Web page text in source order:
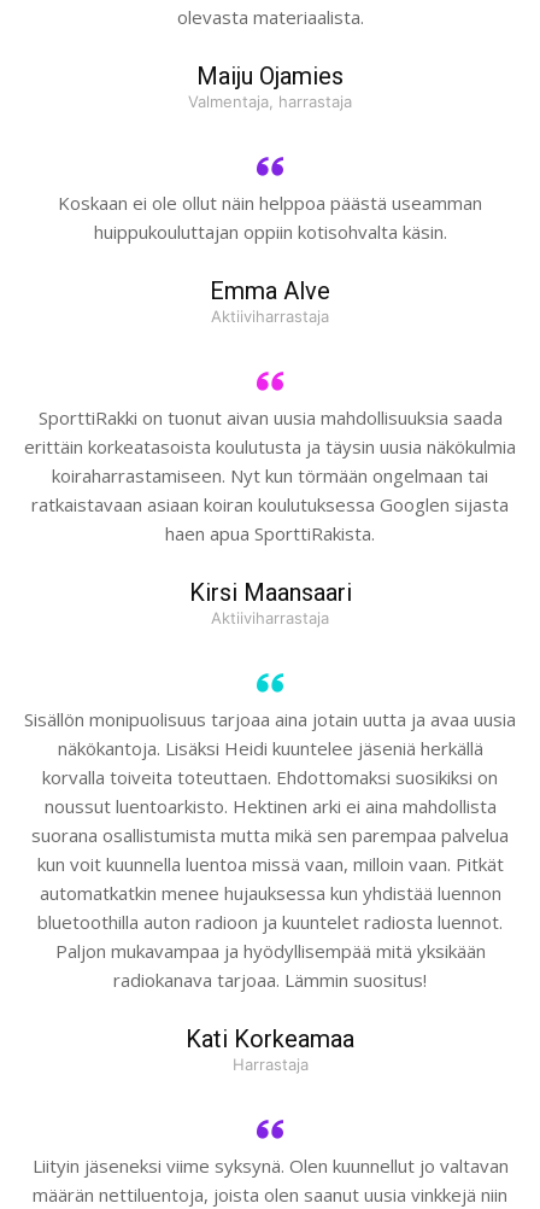
olevasta materiaalista.
Maiju Ojamies
Valmentaja, harrastaja
Koskaan ei ole ollut näin helppoa päästä useamman
huippukouluttajan oppiin kotisohvalta käsin.
Emma Alve
Aktiiviharrastaja
SporttiRakki on tuonut aivan uusia mahdollisuuksia saada
erittäin korkeatasoista koulutusta ja täysin uusia näkökulmia
koiraharrastamiseen. Nyt kun törmään ongelmaan tai
ratkaistavaan asiaan koiran koulutuksessa Googlen sijasta
haen apua SporttiRakista.
Kirsi Maansaari
Aktiiviharrastaja
Sisällön monipuolisuus tarjoaa aina jotain uutta ja avaa uusia
näkökantoja. Lisäksi Heidi kuuntelee jäseniä herkällä
korvalla toiveita toteuttaen. Ehdottomaksi suosikiksi on
noussut luentoarkisto. Hektinen arki ei aina mahdollista
suorana osallistumista mutta mikä sen parempaa palvelua
kun voit kuunnella luentoa missä vaan, milloin vaan. Pitkät
automatkatkin menee hujauksessa kun yhdistää luennon
bluetoothilla auton radioon ja kuuntelet radiosta luennot.
Paljon mukavampaa ja hyödyllisempää mitä yksikään
radiokanava tarjoaa. Lämmin suositus!
Kati Korkeamaa
Harrastaja
Liityin jäseneksi viime syksynä. Olen kuunnellut jo valtavan
määrän nettiluentoja, joista olen saanut uusia vinkkejä niin